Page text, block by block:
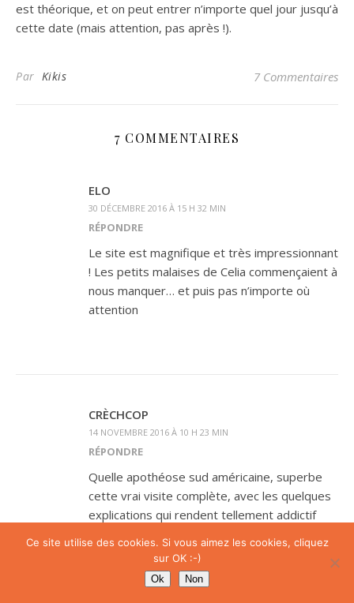
est théorique, et on peut entrer n’importe quel jour jusqu’à
cette date (mais attention, pas après !).
Par Kikis 7 Commentaires
7 COMMENTAIRES
ELO
30 DÉCEMBRE 2016 À 15 H 32 MIN
RÉPONDRE
Le site est magnifique et très impressionnant
! Les petits malaises de Celia commençaient à
nous manquer… et puis pas n’importe où
attention
CRÈCHCOP
14 NOVEMBRE 2016 À 10 H 23 MIN
RÉPONDRE
Quelle apothéose sud américaine, superbe
cette vrai visite complète, avec les quelques
explications qui rendent tellement addictif
Ce lieu magique tient vraiment ses
promesses de beautés et de miracles pour
Ce site utilise des cookies. Si vous aimez les cookies, cliquez
sur OK :-)
Ok Non